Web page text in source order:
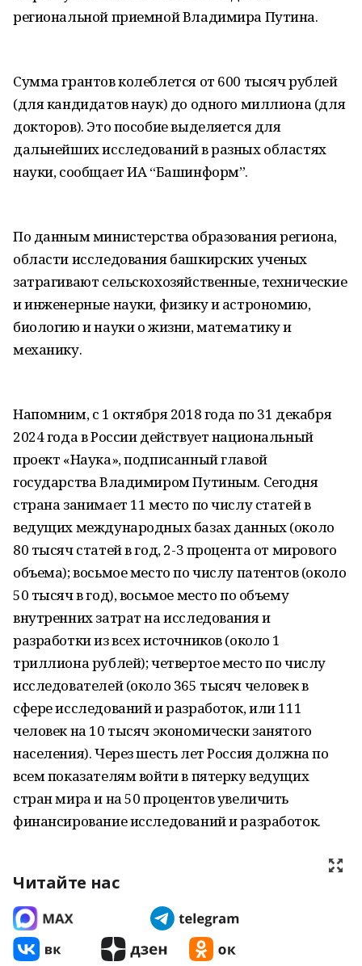
региональной приемной Владимира Путина.
Сумма грантов колеблется от 600 тысяч рублей
(для кандидатов наук) до одного миллиона (для
докторов). Это пособие выделяется для
дальнейших исследований в разных областях
науки, сообщает ИА “Башинформ”.
По данным министерства образования региона,
области исследования башкирских ученых
затрагивают сельскохозяйственные, технические
и инженерные науки, физику и астрономию,
биологию и науки о жизни, математику и
механику.
Напомним, с 1 октября 2018 года по 31 декабря
2024 года в России действует национальный
проект «Наука», подписанный главой
государства Владимиром Путиным. Сегодня
страна занимает 11 место по числу статей в
ведущих международных базах данных (около
80 тысяч статей в год, 2-3 процента от мирового
объема); восьмое место по числу патентов (около
50 тысяч в год), восьмое место по объему
внутренних затрат на исследования и
разработки из всех источников (около 1
триллиона рублей); четвертое место по числу
исследователей (около 365 тысяч человек в
сфере исследований и разработок, или 111
человек на 10 тысяч экономически занятого
населения). Через шесть лет Россия должна по
всем показателям войти в пятерку ведущих
стран мира и на 50 процентов увеличить
финансирование исследований и разработок.
Читайте нас